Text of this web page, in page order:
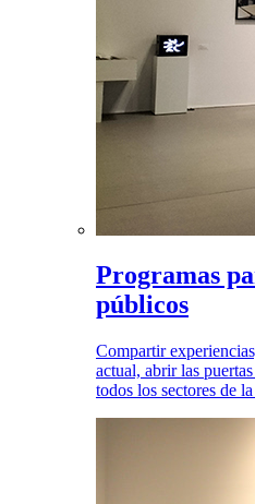
Programas
públicos
Compartir
actual, abrir las
todos los sectores de